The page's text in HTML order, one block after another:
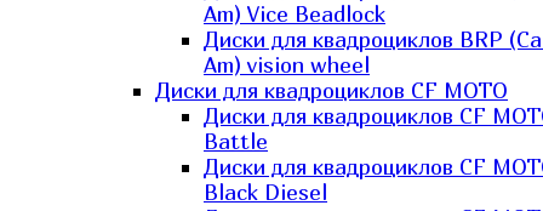
Am) Vice Beadlock
Диски для квадроциклов BRP
Am) vision wheel
Диски для квадроциклов CF MOTO
Диски для квадроциклов CF
Battle
Диски для квадроциклов CF
Black Diesel